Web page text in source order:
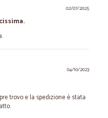
02/07/2025
04/10/2023
trovo e la spedizione è stata